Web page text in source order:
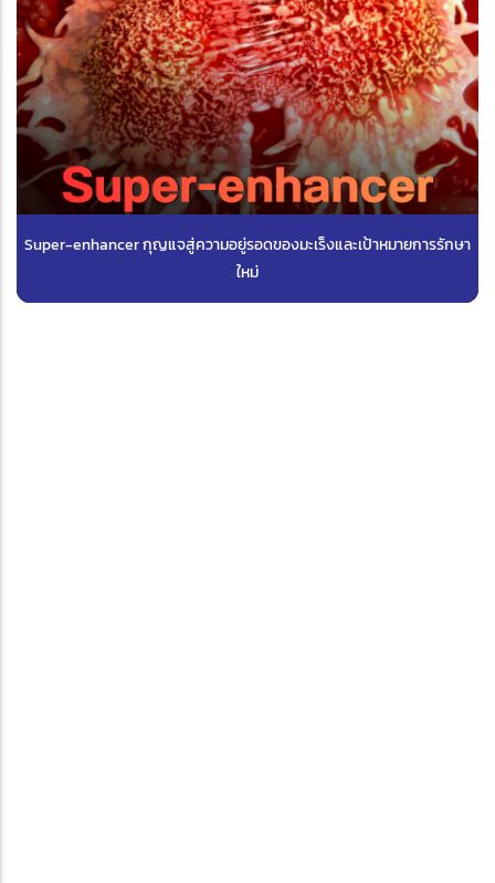
Super-enhancer กุญแจสู่ความอยู่รอดของมะเร็งและเป้าหมายการรักษา
ใหม่